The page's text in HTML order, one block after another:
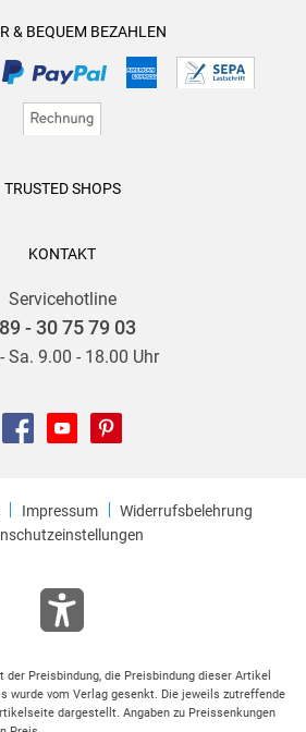
& BEQUEM BEZAHLEN
TRUSTED SHOPS
KONTAKT
Servicehotline
- 30 75 79 03
Sa. 9.00 - 18.00 Uhr
Impressum
Widerrufsbelehrung
Preisbindung, die Preisbindung dieser Artikel
wurde vom Verlag gesenkt. Die jeweils zutreffende
dargestellt. Angaben zu Preissenkungen